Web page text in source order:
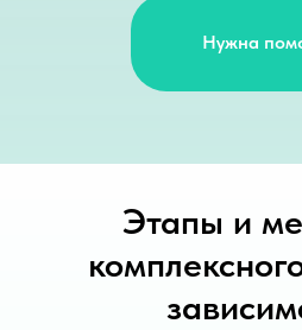
Нужна
Этапы и